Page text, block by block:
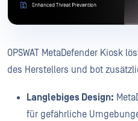
OPSWAT MetaDefender Kiosk
des Herstellers und bot
Langlebiges Design:
für gefährliche